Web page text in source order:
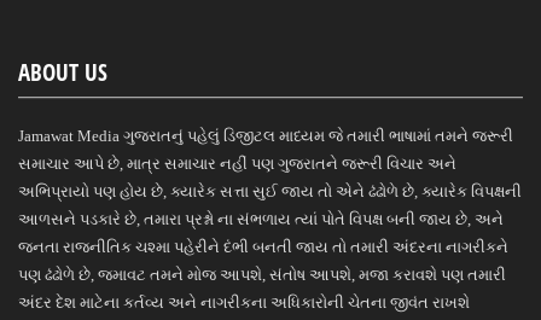
ABOUT US
Jamawat Media ગુજરાતનું પહેલું ડિજીટલ માધ્યમ જે તમારી ભાષામાં તમને જરૂરી
સમાચાર આપે છે, માત્ર સમાચાર નહીં પણ ગુજરાતને જરૂરી વિચાર અને
અભિપ્રાયો પણ હોય છે, ક્યારેક સત્તા સુઈ જાય તો એને ઢંઢોળે છે, ક્યારેક વિપક્ષની
આળસને પડકારે છે, તમારા પ્રશ્નો ના સંભળાય ત્યાં પોતે વિપક્ષ બની જાય છે, અને
જનતા રાજનીતિક ચશ્મા પહેરીને દંભી બનતી જાય તો તમારી અંદરના નાગરીકને
પણ ઢંઢોળે છે, જમાવટ તમને મોજ આપશે, સંતોષ આપશે, મજા કરાવશે પણ તમારી
અંદર દેશ માટેના કર્તવ્ય અને નાગરીકના અધિકારોની ચેતના જીવંત રાખશે